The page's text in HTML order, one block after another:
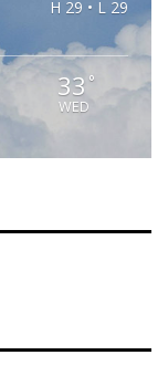
H 29 • L 29
33 °
WED